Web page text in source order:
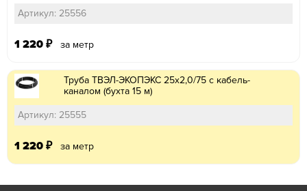
Артикул: 25556
1 220 ₽ за метр
Труба ТВЭЛ-ЭКОПЭКС 25х2,0/75 с кабель-
каналом (бухта 15 м)
Артикул: 25555
1 220 ₽ за метр